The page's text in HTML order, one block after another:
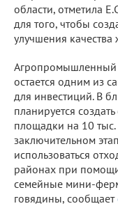
области, отметила
для того, чтобы
улучшения качества
Агропромышленный
остается одним из
для инвестиций. В
планируется
площадки на 10
заключительном
использоваться
районах при
семейные мини-
говядины, сообщает